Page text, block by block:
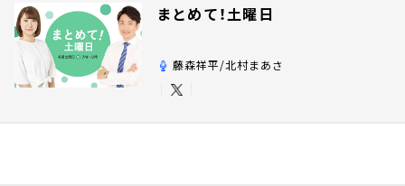
まとめて！土曜日
藤森祥平/北村まあさ